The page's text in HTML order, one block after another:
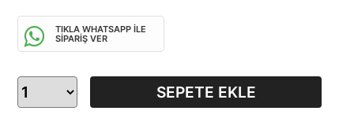
TIKLA WHATSAPP İLE
SİPARİŞ VER
SEPETE EKLE